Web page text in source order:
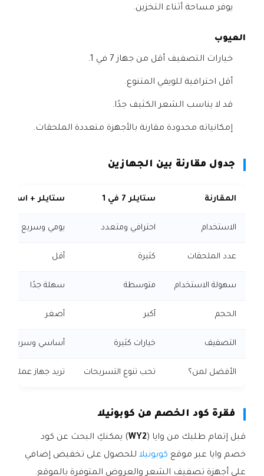
يوفر مساحة أثناء التخزين.
العيوب
خيارات التصفيف أقل من جهاز 7 في 1.
أقل احترافية للويفي المتنوع.
قد لا يناسب الشعر الكثيف جدًا.
إمكانياته محدودة مقارنة بالأجهزة متعددة الملحقات.
جدول مقارنة بين الجهازين
المقارنة ستايلر 7 في 1 ستايلر + استشوار 2
الاستخدام احترافي ومتعدد يومي وسريع
عدد الملحقات كثيرة أقل
سهولة الاستخدام متوسطة سهلة جدًا
الحجم أكبر أصغر
التصفيف خيارات كثيرة أساسي وسريع
الأفضل لمن؟ تحب تنوع التسريحات تريد جهاز عملي
فقرة كود الخصم من كوبونيلا
قبل إتمام طلبك من وايا (WY2) يمكنكِ البحث عن كود
خصم وايا عبر موقع كوبونيلا للحصول على تخفيض إضافي
على أجهزة تصفيف الشعر والعروض المتوفرة بالموقع.